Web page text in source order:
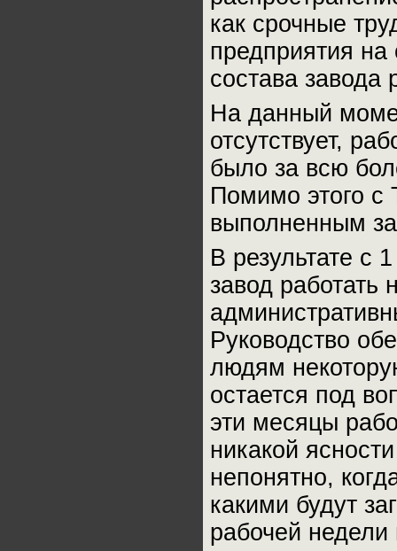
как срочные
предприятия
состава завода
На данный
отсутствует,
было за всю
Помимо этого с
выполненным
В результате с
завод работать
Руководство
людям
остается под
эти месяцы
никакой
непонятно,
какими будут
рабочей